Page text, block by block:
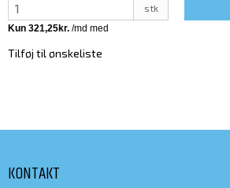
stk
Tilføj til ønskeliste
KONTAKT